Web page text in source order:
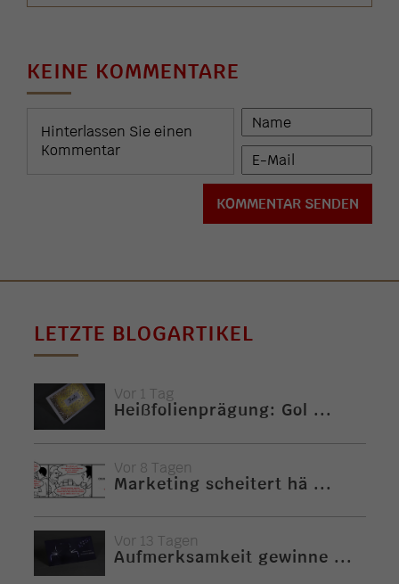
KEINE KOMMENTARE
LETZTE BLOGARTIKEL
Vor 1 Tag
Heißfolienprägung: Gol ...
Vor 8 Tagen
Marketing scheitert hä ...
Vor 13 Tagen
Aufmerksamkeit gewinne ...